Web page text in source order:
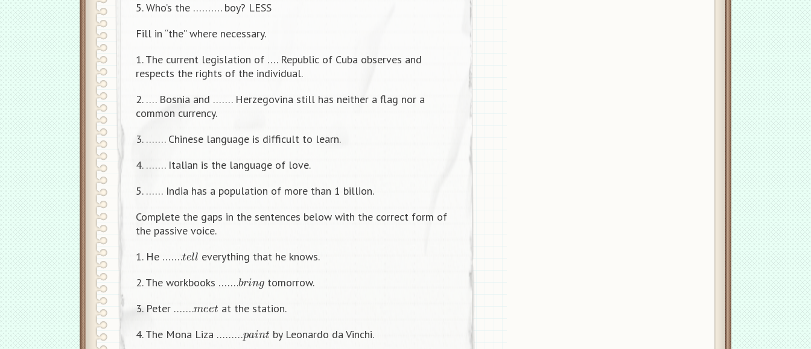
5. Who’s the ………. boy? LESS
Fill in “the” where necessary.
1. The current legislation of …. Republic of Cuba observes and
respects the rights of the individual.
2. …. Bosnia and ……. Herzegovina still has neither a flag nor a
common currency.
3. ……. Chinese language is difficult to learn.
4. ……. Italian is the language of love.
5. …… India has a population of more than 1 billion.
Complete the gaps in the sentences below with the correct form of
the passive voice.
1. He …….t ell everything that he knows.
2. The workbooks …….b n
tomorrow.
3. Peter …….
t at the station.
4. The Mona Liza ………
n by Leonardo da Vinchi.